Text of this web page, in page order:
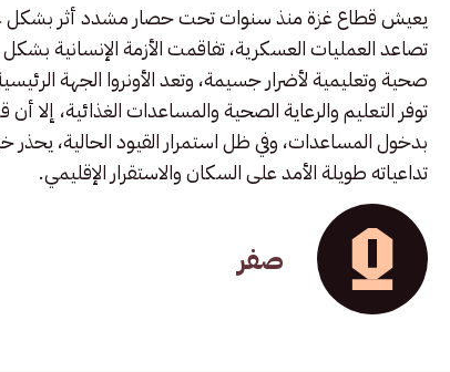
يعيش قطاع غزة منذ سنوات تحت حصار مشدد أثر بشكل
تصاعد العمليات العسكرية، تفاقمت الأزمة الإنسانية
صحية وتعليمية لأضرار جسيمة، وتعد الأونروا الجهة
توفر التعليم والرعاية الصحية والمساعدات الغذائية،
بدخول المساعدات، وفي ظل استمرار القيود الحالية،
تداعياته طويلة الأمد على السكان والاستقرار الإقليمي.
صفر